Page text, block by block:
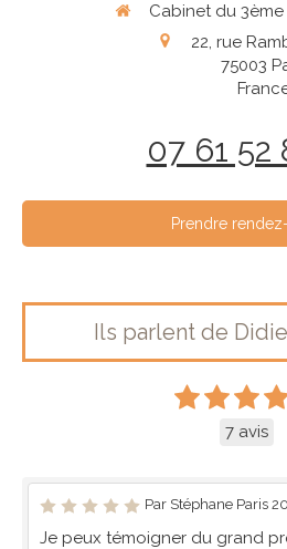
Cabinet du
22, rue
75003
07 61 52
Prendre
Ils parlent de
7 avis
Par Stéphane Paris 20
Je peux témoigner du grand